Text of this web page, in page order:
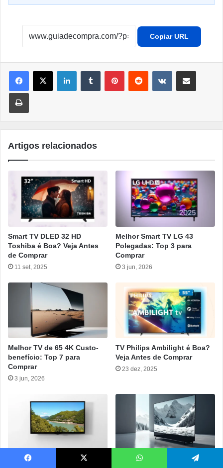
Copiar URL
LinkedinTumblr PinterestReddit VK Compartilhar por e-mail
Imprimir
Artigos relacionados
Smart TV DLED 32 HD
Toshiba é Boa? Veja Antes
de Comprar
11 set, 2025
Melhor Smart TV LG 43
Polegadas: Top 3 para
Comprar
3 jun, 2026
Melhor TV de 65 4K Custo-
benefício: Top 7 para
Comprar
3 jun, 2026
TV Philips Ambilight é Boa?
Veja Antes de Comprar
23 dez, 2025
Melhor TV Custo-Benefício:
Melhores Smart TVs 43